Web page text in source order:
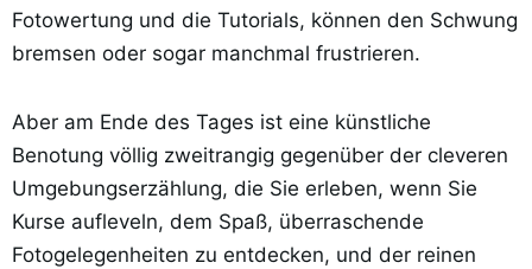
Fotowertung und die Tutorials, können den Schwung
bremsen oder sogar manchmal frustrieren.
Aber am Ende des Tages ist eine künstliche
Benotung völlig zweitrangig gegenüber der cleveren
Umgebungserzählung, die Sie erleben, wenn Sie
Kurse aufleveln, dem Spaß, überraschende
Fotogelegenheiten zu entdecken, und der reinen